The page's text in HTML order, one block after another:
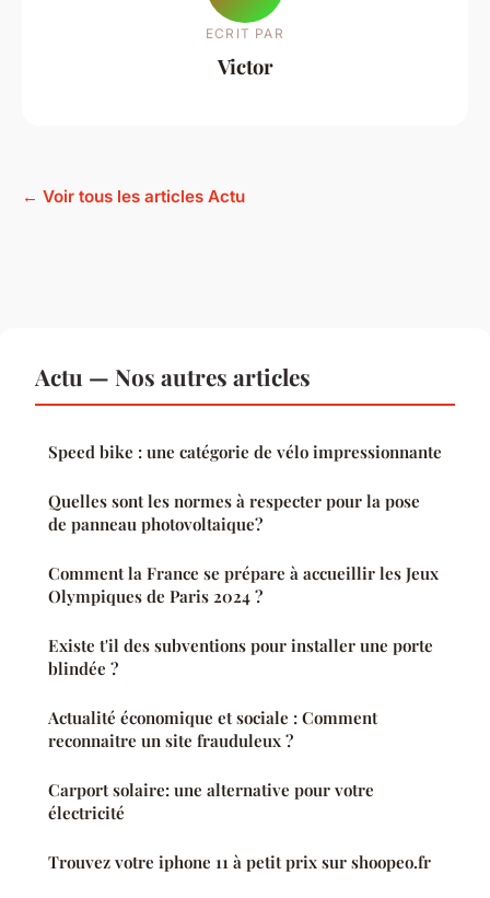
ECRIT PAR
Victor
← Voir tous les articles Actu
Actu — Nos autres articles
Speed bike : une catégorie de vélo impressionnante
Quelles sont les normes à respecter pour la pose
de panneau photovoltaique?
Comment la France se prépare à accueillir les Jeux
Olympiques de Paris 2024 ?
Existe t'il des subventions pour installer une porte
blindée ?
Actualité économique et sociale : Comment
reconnaitre un site frauduleux ?
Carport solaire: une alternative pour votre
électricité
Trouvez votre iphone 11 à petit prix sur shoopeo.fr